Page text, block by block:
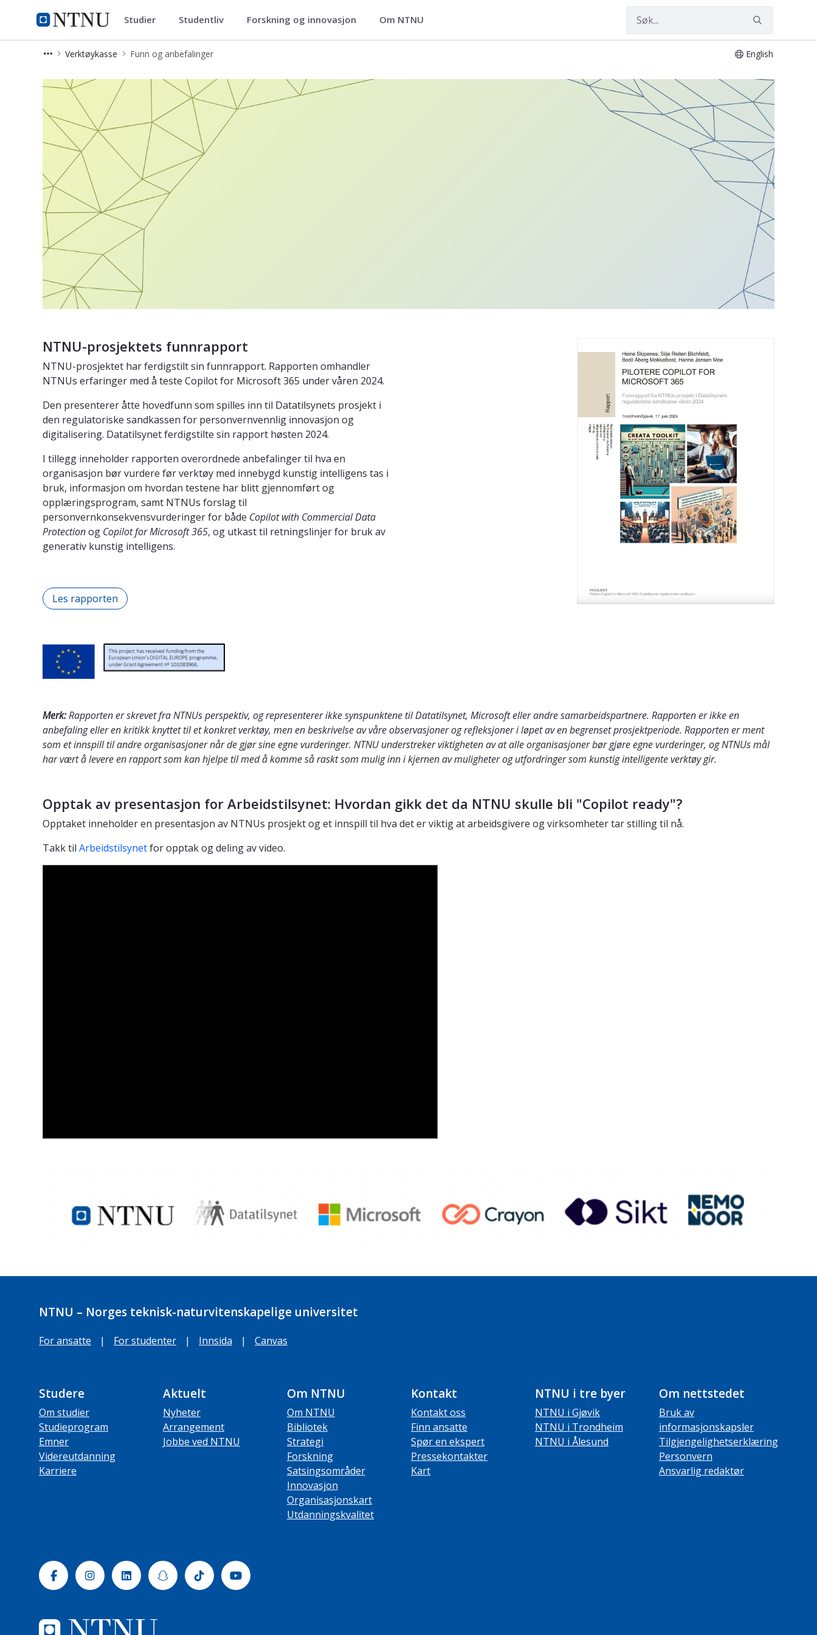
NTNU Hjemmeside
IT-avdelingenStudier Studentliv Forskning og innovasjon Om NTNU
Verktøykasse Funn og anbefalinger English
Funn og anbefalinger
NTNU-prosjektets funnrapport
NTNU-prosjektet har ferdigstilt sin funnrapport. Rapporten omhandler
NTNUs erfaringer med å teste Copilot for Microsoft 365 under våren 2024.
Den presenterer åtte hovedfunn som spilles inn til Datatilsynets prosjekt i
den regulatoriske sandkassen for personvernvennlig innovasjon og
digitalisering. Datatilsynet ferdigstilte sin rapport høsten 2024.
I tillegg inneholder rapporten overordnede anbefalinger til hva en
organisasjon bør vurdere før verktøy med innebygd kunstig intelligens tas i
bruk, informasjon om hvordan testene har blitt gjennomført og
opplæringsprogram, samt NTNUs forslag til
personvernkonsekvensvurderinger for både Copilot with Commercial Data
Protectionog Copilot for Microsoft 365, og utkast til retningslinjer for bruk av
generativ kunstig intelligens.
Les rapporten
Merk:Rapporten er skrevet fra NTNUs perspektiv, og representerer ikke synspunktene til Datatilsynet, Microsoft eller andre samarbeidspartnere. Rapporten er ikke en
anbefaling eller en kritikk knyttet til et konkret verktøy, men en beskrivelse av våre observasjoner og refleksjoner i løpet av en begrenset prosjektperiode. Rapporten er ment
som et innspill til andre organisasjoner når de gjør sine egne vurderinger. NTNU understreker viktigheten av at alle organisasjoner bør gjøre egne vurderinger, og NTNUs mål
har vært å levere en rapport som kan hjelpe til med å komme så raskt som mulig inn i kjernen av muligheter og utfordringer som kunstig intelligente verktøy gir.
Opptak av presentasjon for Arbeidstilsynet: Hvordan gikk det da NTNU skulle bli "Copilot ready"?
Opptaket inneholder en presentasjon av NTNUs prosjekt og et innspill til hva det er viktig at arbeidsgivere og virksomheter tar stilling til nå.
Takk til Arbeidstilsynetfor opptak og deling av video.
NTNU – Norges teknisk-naturvitenskapelige universitet
For ansatte | For studenter | Innsida | Canvas
Studere
Om studier
Studieprogram
Emner
Videreutdanning
Karriere
Aktuelt
Nyheter
Arrangement
Jobbe ved NTNU
Om NTNU
Om NTNU
Bibliotek
Strategi
Forskning
Satsingsområder
Innovasjon
Organisasjonskart
Utdanningskvalitet
Kontakt
Kontakt oss
Finn ansatte
Spør en ekspert
Pressekontakter
Kart
NTNU i tre byer
NTNU i Gjøvik
NTNU i Trondheim
NTNU i Ålesund
Om nettstedet
Bruk av
informasjonskapsler
Tilgjengelighetserklæring
Personvern
Ansvarlig redaktør
FacebookInstagramLinkedinSnapchatTiktok Youtube